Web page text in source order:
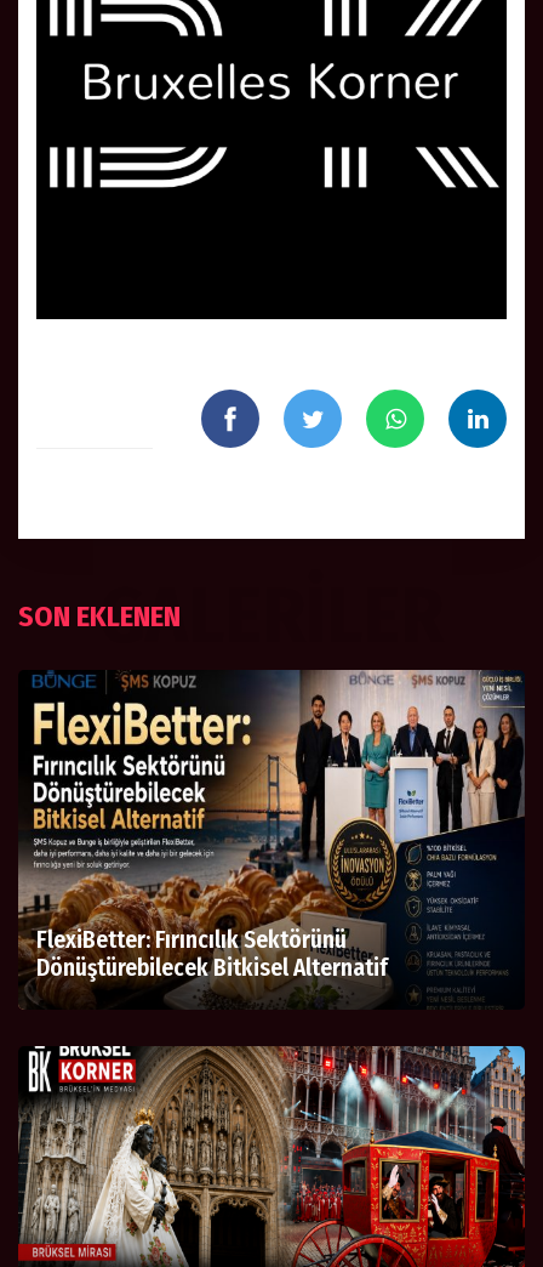
SON EKLENENGALERILER
FlexiBetter: Fırıncılık Sektörünü
Dönüştürebilecek Bitkisel Alternatif